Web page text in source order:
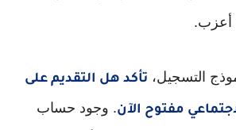
أعزب.
التسجيل، تأكد هل التقديم على
مفتوح الآن. وجود حساب